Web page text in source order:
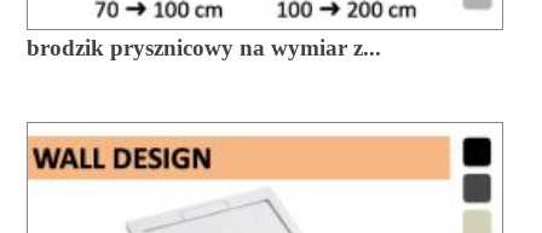
brodzik prysznicowy na wymiar z...